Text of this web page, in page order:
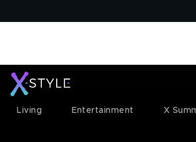
Living Entertainment X